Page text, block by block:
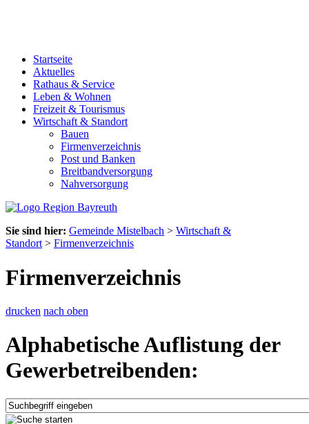
Startseite
Aktuelles
Rathaus & Service
Leben & Wohnen
Freizeit & Tourismus
Wirtschaft & Standort
Bauen
Firmenverzeichnis
Post und Banken
Breitbandversorgung
Nahversorgung
Sie sind hier: Gemeinde Mistelbach > Wirtschaft &
Standort > Firmenverzeichnis
Firmenverzeichnis
drucken nach oben
Alphabetische Auflistung der
Gewerbetreibenden: